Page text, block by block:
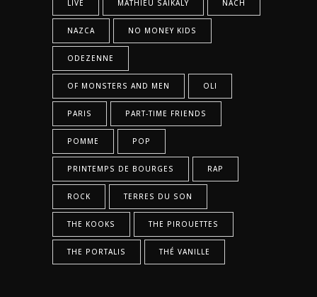
LIVE MATHIEU SAÏKALY NACH
NAZCA NO MONEY KIDS
ODEZENNE
OF MONSTERS AND MEN OLI
PARIS PART-TIME FRIENDS
POMME POP
PRINTEMPS DE BOURGES RAP
ROCK TERRES DU SON
THE KOOKS THE PIROUETTES
THE PORTALIS THÉ VANILLE